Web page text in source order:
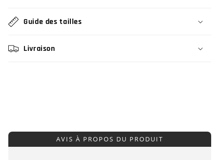
Guide des tailles
Livraison
AVIS À PROPOS DU PRODUIT